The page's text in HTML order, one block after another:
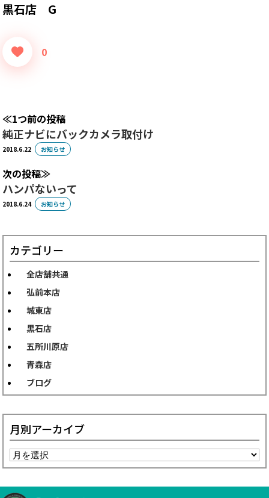
黒石店 G
0
1つ前の投稿
純正ナビにバックカメラ取付け
2018.6.22 お知らせ
次の投稿
ハンパないって
2018.6.24 お知らせ
カテゴリー
全店舗共通
弘前本店
城東店
黒石店
五所川原店
青森店
ブログ
月別アーカイブ